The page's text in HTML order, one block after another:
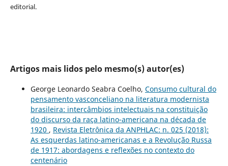
editorial.
Artigos mais lidos pelo mesmo(s) autor(es)
George Leonardo Seabra Coelho, Consumo cultural do
pensamento vasconceliano na literatura modernista
brasileira: intercâmbios intelectuais na constituição
do discurso da raça latino-americana na década de
1920 , Revista Eletrônica da ANPHLAC: n. 025 (2018):
As esquerdas latino-americanas e a Revolução Russa
de 1917: abordagens e reflexões no contexto do
centenário